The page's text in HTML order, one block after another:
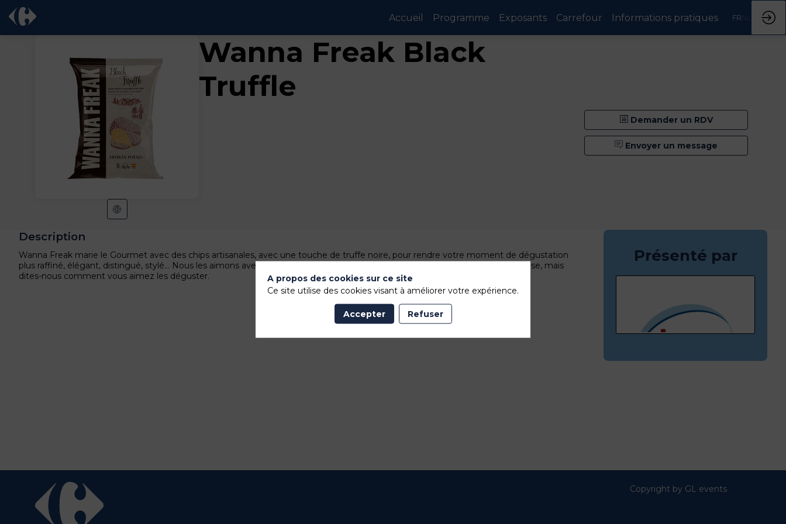
Accueil Programme Exposants Carrefour Informations pratiques FR
Demander un RDV
Envoyer un message
Wanna Freak Black
Truffle
Description
Wanna Freak marie le Gourmet avec des chips artisanales, avec une touche de truffe noire, pour rendre votre moment de dégustation
plus raffiné, élégant, distingué, stylé… Nous les aimons avec un bon vin rouge et en bonne compagnie pour profiter d'une pause, mais
dites-nous comment vous aimez les déguster.
Présenté par
Copyright by GL events
A propos des cookies sur ce site
Ce site utilise des cookies visant à améliorer votre expérience.
Accepter Refuser